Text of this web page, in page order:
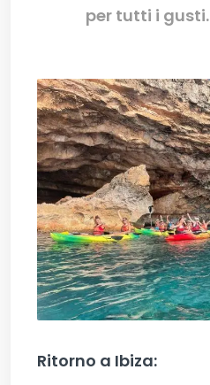
per tutti i gusti.
Ritorno a Ibiza: